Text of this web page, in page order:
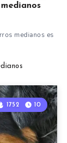
medianos es
1752 10